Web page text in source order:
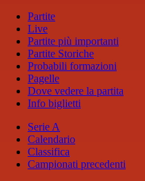
Partite
Live
Partite più importanti
Partite Storiche
Probabili formazioni
Pagelle
Dove vedere la partita
Info biglietti
Serie A
Calendario
Classifica
Campionati precedenti